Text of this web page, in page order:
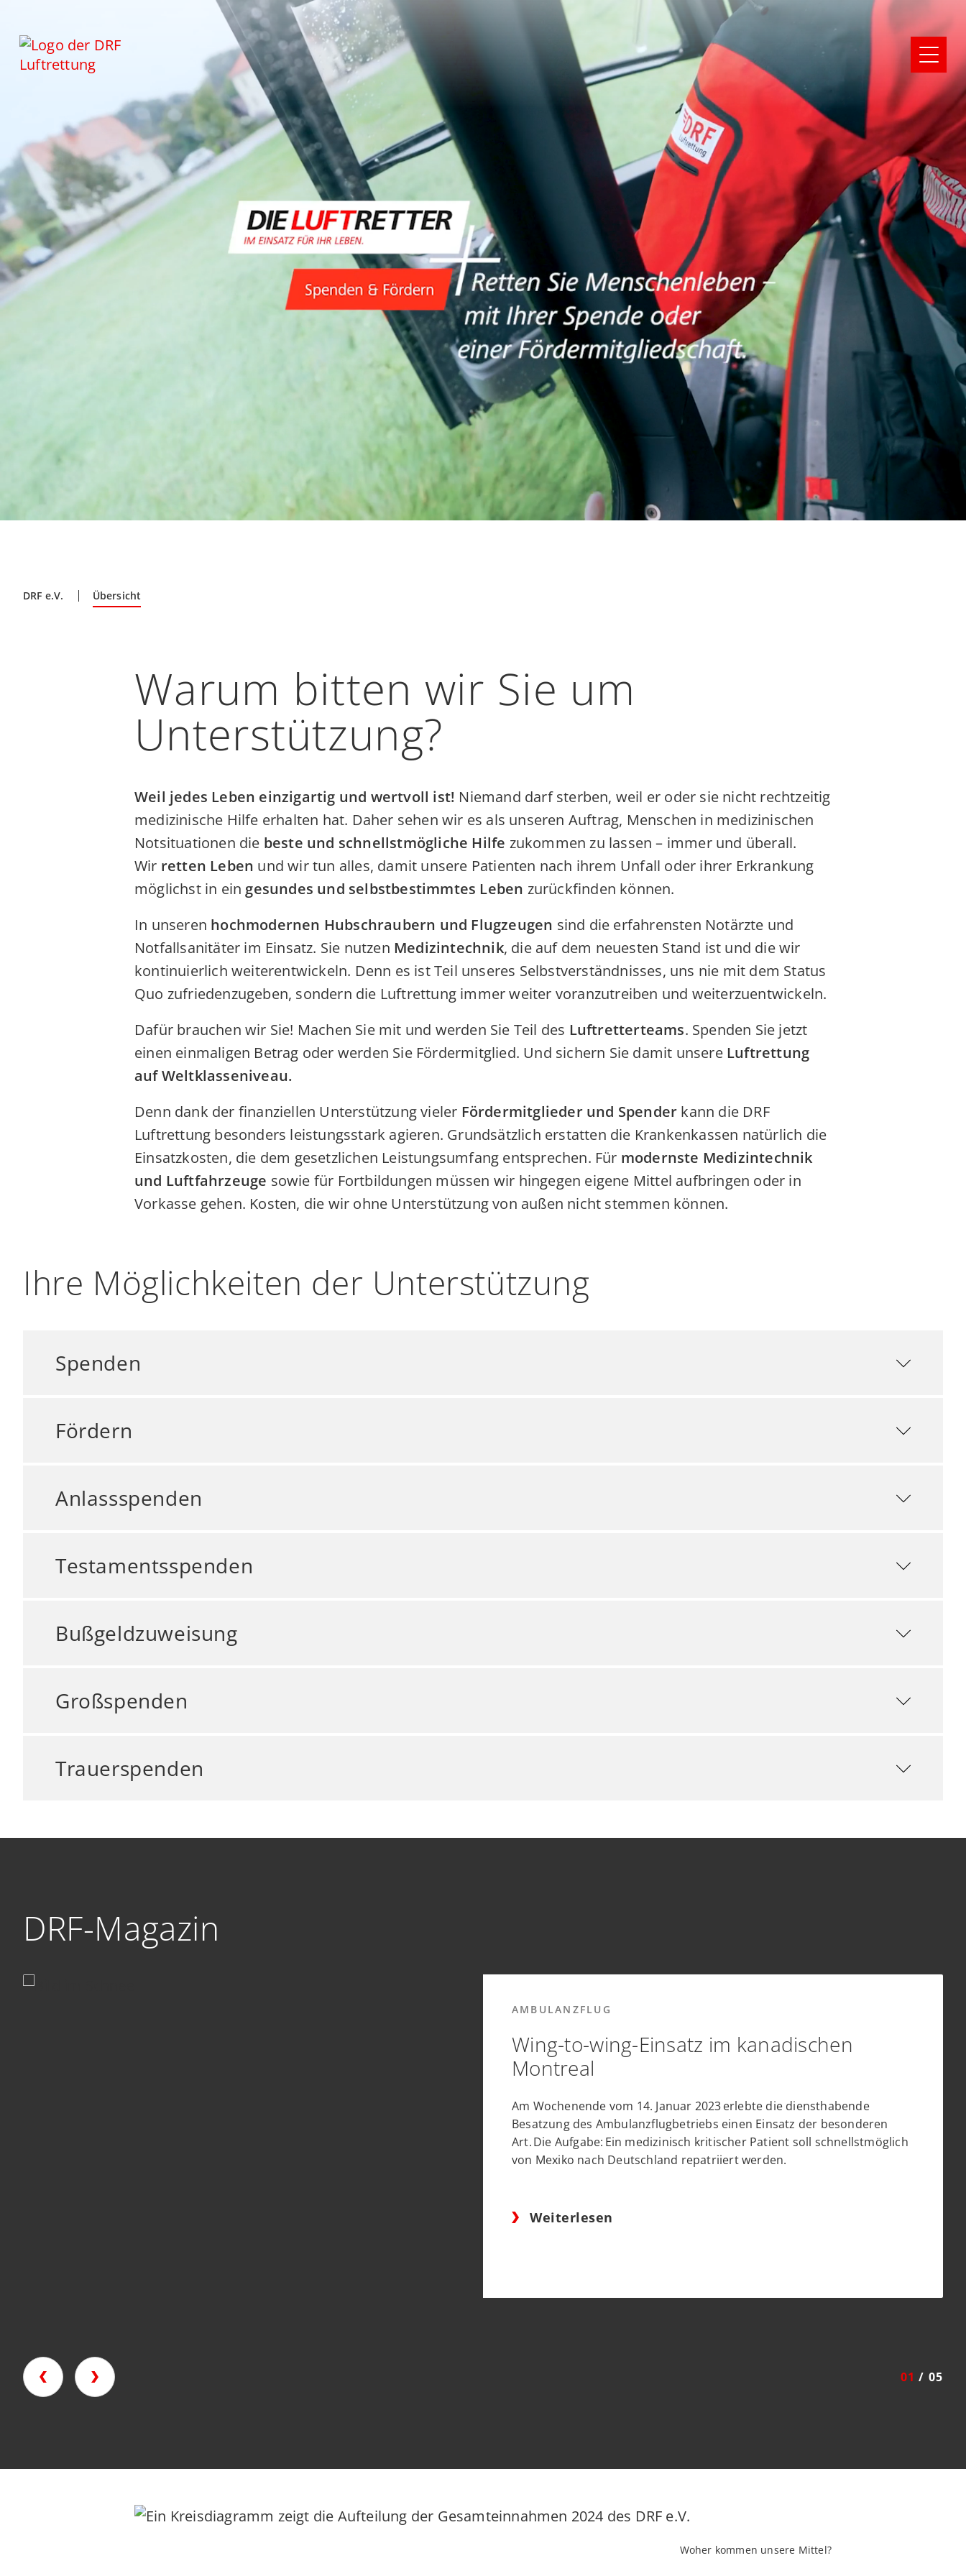
DRF e.V. Übersicht
Warum bitten wir Sie um
Unterstützung?
Weil jedes Leben einzigartig und wertvoll ist! Niemand darf sterben, weil er oder sie nicht rechtzeitig
medizinische Hilfe erhalten hat. Daher sehen wir es als unseren Auftrag, Menschen in medizinischen
Notsituationen die beste und schnellstmögliche Hilfe zukommen zu lassen – immer und überall.
Wir retten Leben und wir tun alles, damit unsere Patienten nach ihrem Unfall oder ihrer Erkrankung
möglichst in ein gesundes und selbstbestimmtes Leben zurückfinden können.
In unseren hochmodernen Hubschraubern und Flugzeugen sind die erfahrensten Notärzte und
Notfallsanitäter im Einsatz. Sie nutzen Medizintechnik, die auf dem neuesten Stand ist und die wir
kontinuierlich weiterentwickeln. Denn es ist Teil unseres Selbstverständnisses, uns nie mit dem Status
Quo zufriedenzugeben, sondern die Luftrettung immer weiter voranzutreiben und weiterzuentwickeln.
Dafür brauchen wir Sie! Machen Sie mit und werden Sie Teil des Luftretterteams. Spenden Sie jetzt
einen einmaligen Betrag oder werden Sie Fördermitglied. Und sichern Sie damit unsere Luftrettung
auf Weltklasseniveau.
Denn dank der finanziellen Unterstützung vieler Fördermitglieder und Spender kann die DRF
Luftrettung besonders leistungsstark agieren. Grundsätzlich erstatten die Krankenkassen natürlich die
Einsatzkosten, die dem gesetzlichen Leistungsumfang entsprechen. Für modernste Medizintechnik
und Luftfahrzeuge sowie für Fortbildungen müssen wir hingegen eigene Mittel aufbringen oder in
Vorkasse gehen. Kosten, die wir ohne Unterstützung von außen nicht stemmen können.
Ihre Möglichkeiten der Unterstützung
Spenden
Fördern
Anlassspenden
Testamentsspenden
Bußgeldzuweisung
Großspenden
Trauerspenden
DRF-Magazin
AMBULANZFLUG
Wing-to-wing-Einsatz im kanadischen
Montreal
Am Wochenende vom 14. Januar 2023 erlebte die diensthabende
Besatzung des Ambulanzflugbetriebs einen Einsatz der besonderen
Art. Die Aufgabe: Ein medizinisch kritischer Patient soll schnellstmöglich
von Mexiko nach Deutschland repatriiert werden.
Weiterlesen
01 / 05
Woher kommen unsere Mittel?